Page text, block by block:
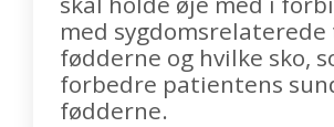
med sygdomsrelaterede
fødderne og hvilke sko,
forbedre patientens
fødderne.